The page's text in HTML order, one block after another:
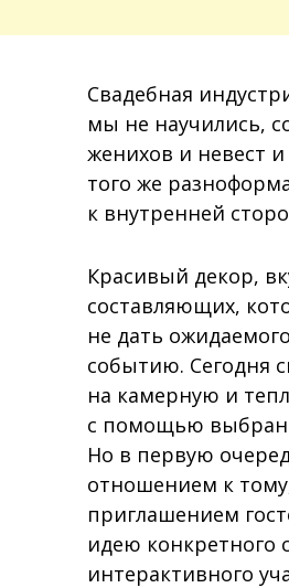
Свадебная
мы не научились,
женихов и невест
того же
к внутренней
Красивый декор,
составляющих,
не дать
событию. Сегодня
на камерную и
с помощью
Но в первую
отношением к
приглашением
идею конкретного
интерактивного